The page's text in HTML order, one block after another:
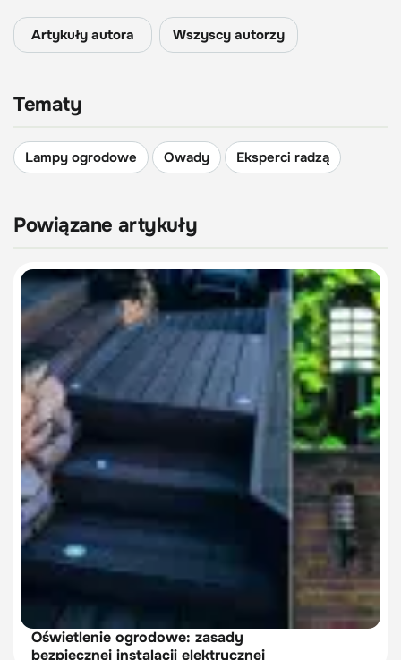
Artykuły autora Wszyscy autorzy
Tematy
Lampy ogrodowe Owady Eksperci radzą
Powiązane artykuły
Oświetlenie ogrodowe: zasady
bezpiecznej instalacji elektrycznej